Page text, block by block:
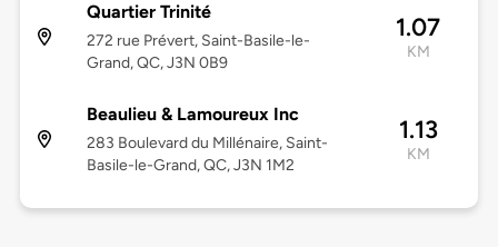
Quartier Trinité
272 rue Prévert, Saint-Basile-le-
Grand, QC, J3N 0B9
1.07
KM
Beaulieu & Lamoureux Inc
283 Boulevard du Millénaire, Saint-
Basile-le-Grand, QC, J3N 1M2
1.13
KM